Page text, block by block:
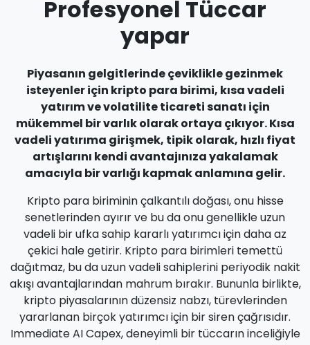
Profesyonel Tüccar
yapar
Piyasanın gelgitlerinde çeviklikle gezinmek
isteyenler için kripto para birimi, kısa vadeli
yatırım ve volatilite ticareti sanatı için
mükemmel bir varlık olarak ortaya çıkıyor. Kısa
vadeli yatırıma girişmek, tipik olarak, hızlı fiyat
artışlarını kendi avantajınıza yakalamak
amacıyla bir varlığı kapmak anlamına gelir.
Kripto para biriminin çalkantılı doğası, onu hisse
senetlerinden ayırır ve bu da onu genellikle uzun
vadeli bir ufka sahip kararlı yatırımcı için daha az
çekici hale getirir. Kripto para birimleri temettü
dağıtmaz, bu da uzun vadeli sahiplerini periyodik nakit
akışı avantajlarından mahrum bırakır. Bununla birlikte,
kripto piyasalarının düzensiz nabzı, türevlerinden
yararlanan birçok yatırımcı için bir siren çağrısıdır.
Immediate AI Capex, deneyimli bir tüccarın inceliğiyle